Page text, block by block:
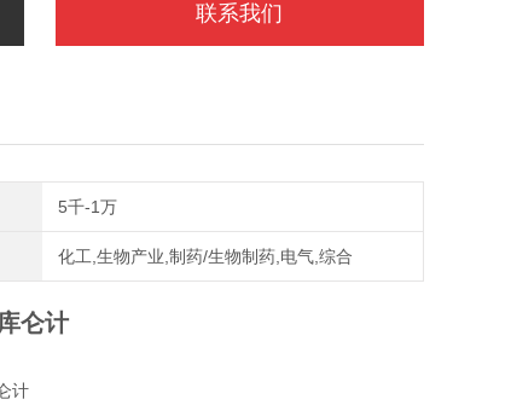
联系我们
5千-1万
化工,生物产业,制药/生物制药,电气,综合
仑计